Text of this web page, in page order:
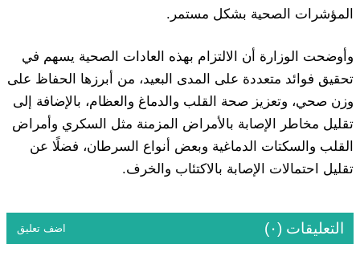
المؤشرات الصحية بشكل مستمر.
وأوضحت الوزارة أن الالتزام بهذه العادات الصحية يسهم في
تحقيق فوائد متعددة على المدى البعيد، من أبرزها الحفاظ على
وزن صحي، وتعزيز صحة القلب والدماغ والعظام، بالإضافة إلى
تقليل مخاطر الإصابة بالأمراض المزمنة مثل السكري وأمراض
القلب والسكتات الدماغية وبعض أنواع السرطان، فضلًا عن
تقليل احتمالات الإصابة بالاكتئاب والخرف.
التعليقات (٠) اضف تعليق